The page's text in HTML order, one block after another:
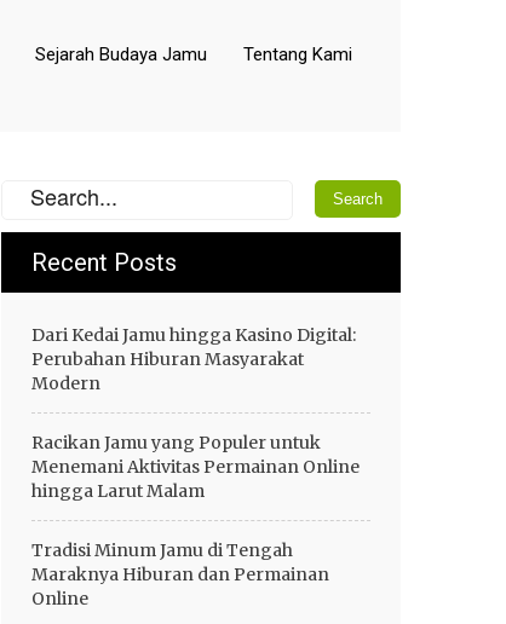
Sejarah Budaya Jamu Tentang Kami
Recent Posts
Dari Kedai Jamu hingga Kasino Digital:
Perubahan Hiburan Masyarakat
Modern
Racikan Jamu yang Populer untuk
Menemani Aktivitas Permainan Online
hingga Larut Malam
Tradisi Minum Jamu di Tengah
Maraknya Hiburan dan Permainan
Online